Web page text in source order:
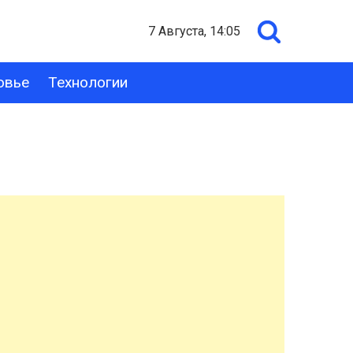
7 Августа, 14:05
Технологии